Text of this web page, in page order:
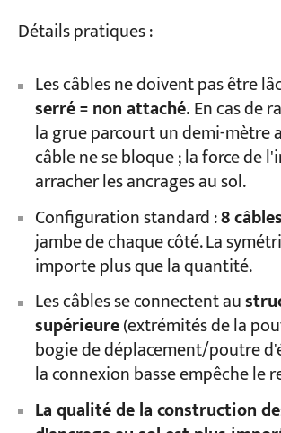
Détails pratiques :
Les câbles ne doivent pas être
serré = non attaché.En cas de
la grue parcourt un demi-mètre
câble ne se bloque ; la force de
arracher les ancrages au sol.
Configuration standard :8 câbles
jambe de chaque côté. La
importe plus que la quantité.
Les câbles se connectent au
supérieure(extrémités de la
bogie de déplacement/poutre
la connexion basse empêche le
La qualité de la construction